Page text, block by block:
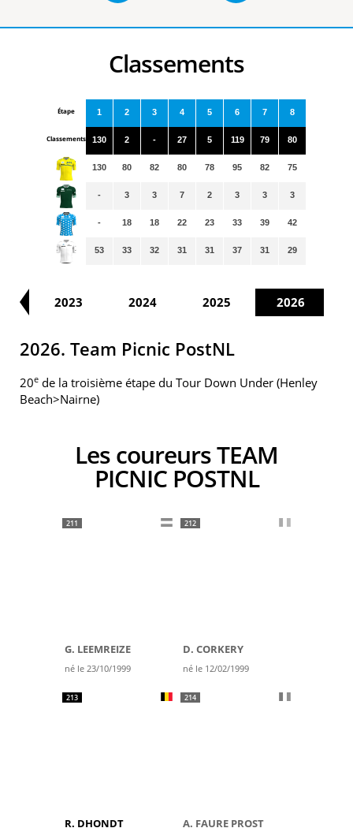
Classements
Étape
Classements
1
130
130
-
-
53
2
2
80
3
18
33
3
-
82
3
18
32
4
27
80
7
22
31
5
5
78
2
23
31
6
119
95
3
33
37
7
79
82
3
39
31
8
80
75
3
42
29
2023 2024 2025 2026
2026. Team Picnic PostNL
20e de la troisième étape du Tour Down Under (Henley
Beach>Nairne)
Les coureurs TEAM
PICNIC POSTNL
211
G. LEEMREIZE
né le 23/10/1999
212
D. CORKERY
né le 12/02/1999
213
R. DHONDT
214
A. FAURE PROST